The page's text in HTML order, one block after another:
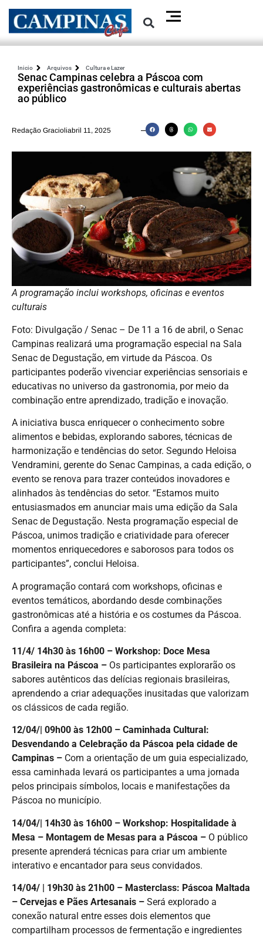
Inicio Arquivos Cultura e Lazer
Senac Campinas celebra a Páscoa com
experiências gastronômicas e culturais abertas
ao público
Redação Gracioliabril 11, 2025
A programação inclui workshops, oficinas e eventos
culturais
Foto: Divulgação / Senac – De 11 a 16 de abril, o Senac
Campinas realizará uma programação especial na Sala
Senac de Degustação, em virtude da Páscoa. Os
participantes poderão vivenciar experiências sensoriais e
educativas no universo da gastronomia, por meio da
combinação entre aprendizado, tradição e inovação.
A iniciativa busca enriquecer o conhecimento sobre
alimentos e bebidas, explorando sabores, técnicas de
harmonização e tendências do setor. Segundo Heloisa
Vendramini, gerente do Senac Campinas, a cada edição, o
evento se renova para trazer conteúdos inovadores e
alinhados às tendências do setor. “Estamos muito
entusiasmados em anunciar mais uma edição da Sala
Senac de Degustação. Nesta programação especial de
Páscoa, unimos tradição e criatividade para oferecer
momentos enriquecedores e saborosos para todos os
participantes”, conclui Heloisa.
A programação contará com workshops, oficinas e
eventos temáticos, abordando desde combinações
gastronômicas até a história e os costumes da Páscoa.
Confira a agenda completa:
11/4/ 14h30 às 16h00 – Workshop: Doce Mesa
Brasileira na Páscoa – Os participantes explorarão os
sabores autênticos das delícias regionais brasileiras,
aprendendo a criar adequações inusitadas que valorizam
os clássicos de cada região.
12/04/| 09h00 às 12h00 – Caminhada Cultural:
Desvendando a Celebração da Páscoa pela cidade de
Campinas – Com a orientação de um guia especializado,
essa caminhada levará os participantes a uma jornada
pelos principais símbolos, locais e manifestações da
Páscoa no município.
14/04/| 14h30 às 16h00 – Workshop: Hospitalidade à
Mesa – Montagem de Mesas para a Páscoa – O público
presente aprenderá técnicas para criar um ambiente
interativo e encantador para seus convidados.
14/04/ | 19h30 às 21h00 – Masterclass: Páscoa Maltada
– Cervejas e Pães Artesanais – Será explorado a
conexão natural entre esses dois elementos que
compartilham processos de fermentação e ingredientes